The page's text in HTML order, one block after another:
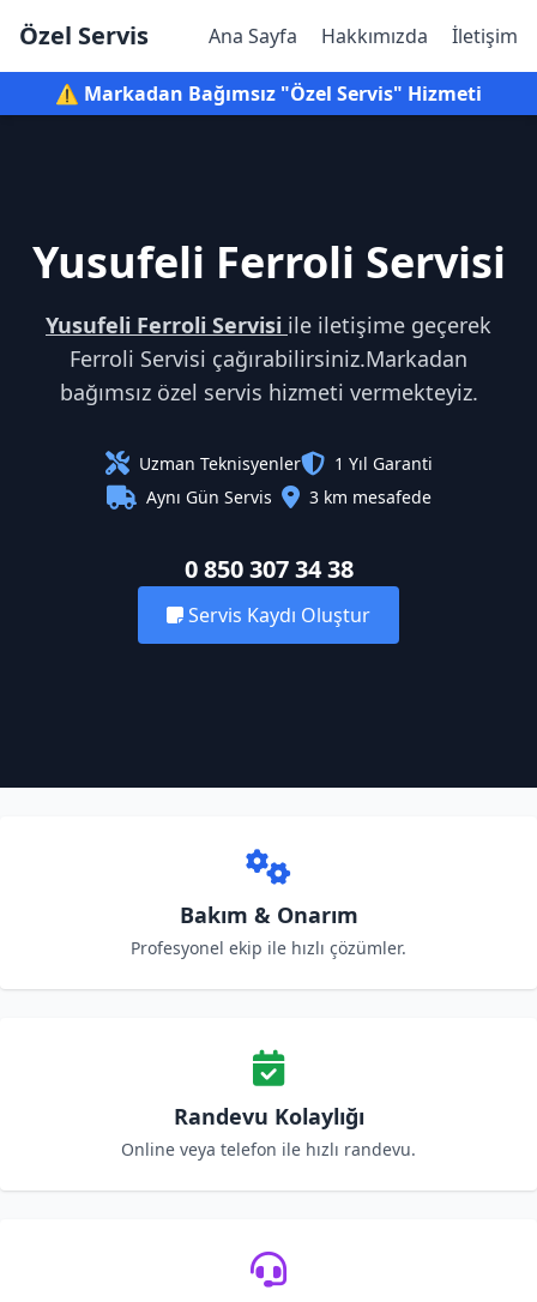
Özel Servis Ana Sayfa Hakkımızda İletişim
⚠️ Markadan Bağımsız "Özel Servis" Hizmeti
Yusufeli Ferroli Servisi
Yusufeli Ferroli Servisi ile iletişime geçerek
Ferroli Servisi çağırabilirsiniz.Markadan
bağımsız özel servis hizmeti vermekteyiz.
Uzman Teknisyenler
1 Yıl Garanti
Aynı Gün Servis
3 km mesafede
0 850 307 34 38
Servis Kaydı Oluştur
Bakım & Onarım
Profesyonel ekip ile hızlı çözümler.
Randevu Kolaylığı
Online veya telefon ile hızlı randevu.